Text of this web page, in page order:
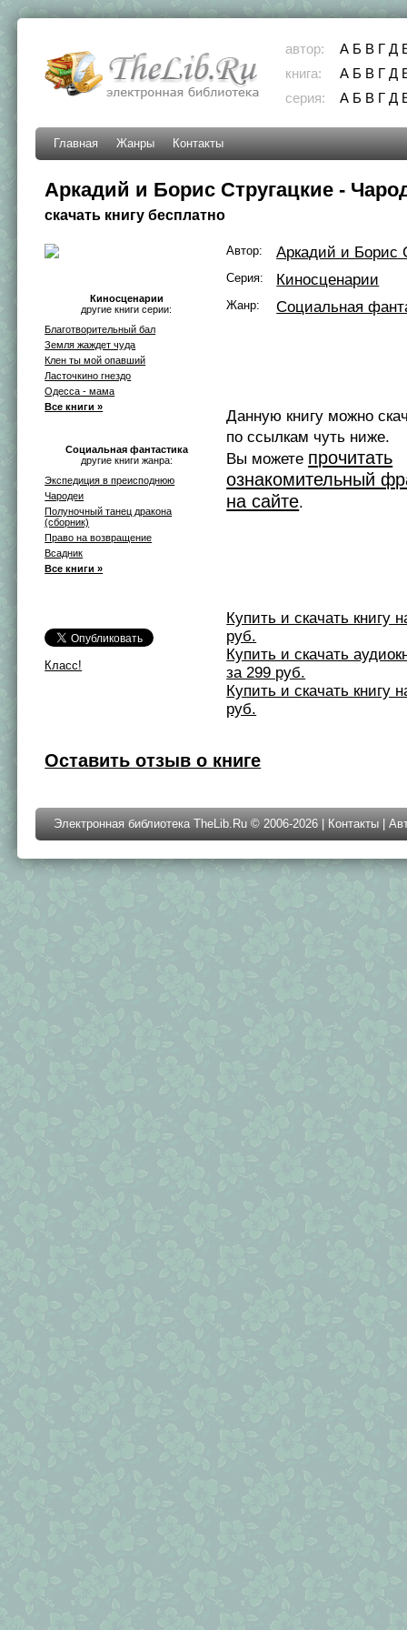
автор: А Б В Г Д
книга:
А Б В Г Д
серия:
А Б В Г Д
Главная Жанры Контакты
Аркадий и Борис Стругацкие -
скачать книгу бесплатно
Киносценарии
другие книги серии:
Благотворительный бал
Земля жаждет чуда
Клен ты мой опавший
Ласточкино гнездо
Одесса - мама
Все книги »
Социальная фантастика
другие книги жанра:
Экспедиция в преисподнюю
Чародеи
Полуночный танец дракона
(сборник)
Право на возвращение
Всадник
Все книги »
Класс!
Автор: Аркадий и Борис
Серия: Киносценарии
Жанр: Социальная
Данную книгу можно
по ссылкам чуть ниже.
Вы можете прочитать
ознакомительный
на сайте.
Купить и скачать книгу
руб.
Купить и скачать
за 299 руб.
Купить и скачать книгу
руб.
Оставить отзыв о книге
Электронная библиотека TheLib.Ru © 2006-2026 | Контакты |